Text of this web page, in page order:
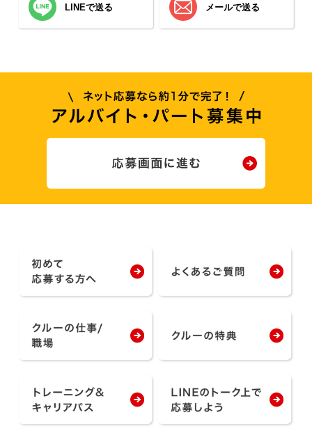
LINEで送る メールで送る